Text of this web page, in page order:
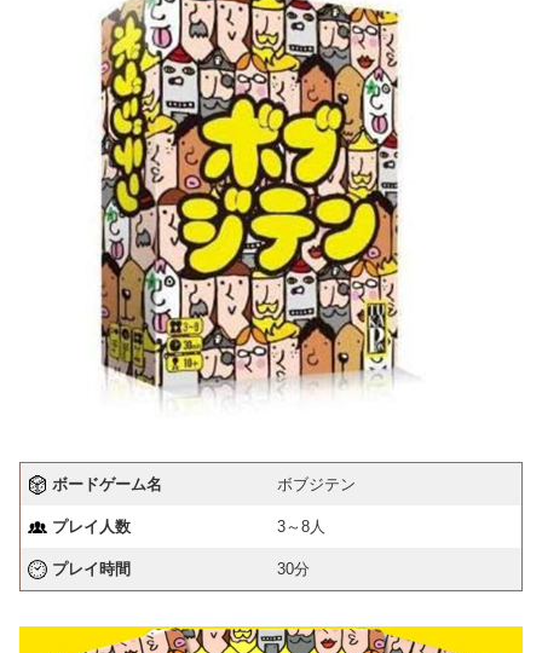
ボードゲーム名 ボブジテン
プレイ人数 3～8人
プレイ時間 30分